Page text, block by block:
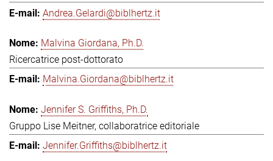
Andrea.Gelardi@biblhertz.it
Malvina Giordana, Ph.D.
Ricercatrice post-dottorato
Malvina.Giordana@biblhertz.it
Jennifer S. Griffiths, Ph.D.
Gruppo Lise Meitner, collaboratrice editoriale
Jennifer.Griffiths@biblhertz.it